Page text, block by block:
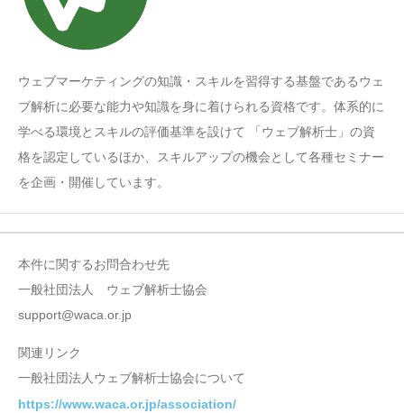
ウェブマーケティングの知識・スキルを習得する基盤であるウェ
ブ解析に必要な能力や知識を身に着けられる資格です。体系的に
学べる環境とスキルの評価基準を設けて 「ウェブ解析士」の資
格を認定しているほか、スキルアップの機会として各種セミナー
を企画・開催しています。
本件に関するお問合わせ先
一般社団法人 ウェブ解析士協会
support@waca.or.jp
関連リンク
一般社団法人ウェブ解析士協会について
https://www.waca.or.jp/association/